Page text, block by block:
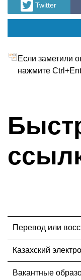
Twitter
Если заметили
нажмите
Перевод или
Казахский
Вакантные